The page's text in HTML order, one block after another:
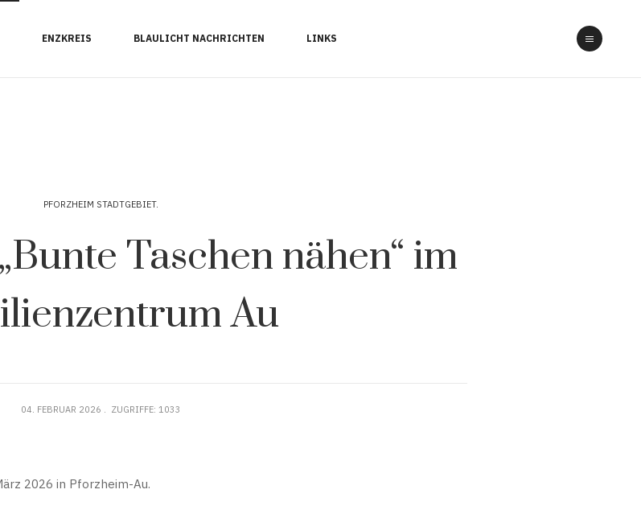
ENZKREIS BLAULICHT NACHRICHTEN LINKS
PFORZHEIM STADTGEBIET
Taschen nähen“ im
Au
04. FEBRUAR 2026 ZUGRIFFE: 1033
2026 in Pforzheim-Au.